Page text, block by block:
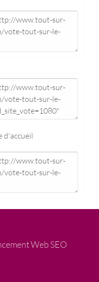
d'accueil
Web SEO